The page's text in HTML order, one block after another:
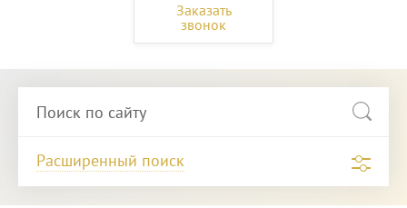
Заказать
звонок
Расширенный поиск